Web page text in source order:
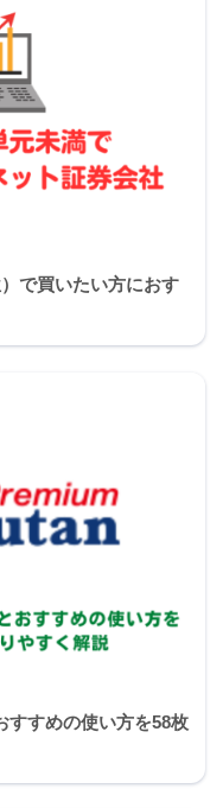
628万円
で買いたい方におす
すすめの使い方を58枚